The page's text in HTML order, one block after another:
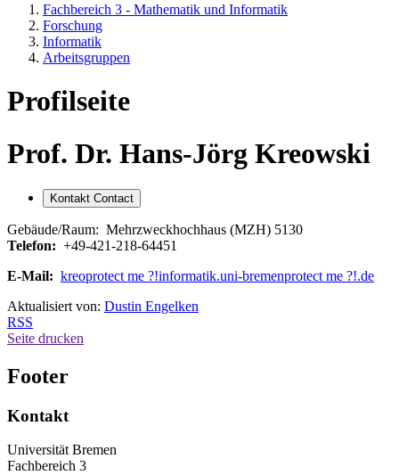
Fachbereich 3 - Mathematik und Informatik
Forschung
Informatik
Arbeitsgruppen
Profilseite
Prof. Dr. Hans-Jörg Kreowski
Kontakt Contact
Gebäude/Raum: Mehrzweckhochhaus (MZH) 5130
Telefon: +49-421-218-64451
E-Mail: kreoprotect me ?!informatik.uni-bremenprotect me ?!.de
Aktualisiert von: Dustin Engelken
RSS
Seite drucken
Footer
Kontakt
Universität Bremen
Fachbereich 3